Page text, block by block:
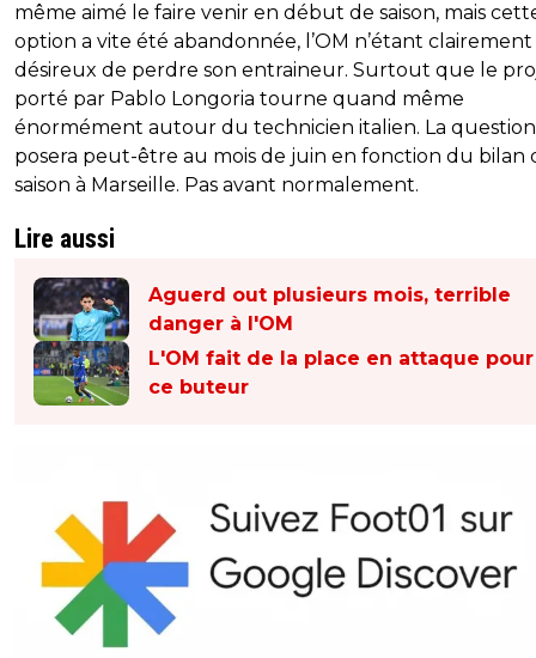
même aimé le faire venir en début de saison, mais
option a vite été abandonnée, l’OM n’étant clairement
désireux de perdre son entraineur. Surtout que le
porté par Pablo Longoria tourne quand même
énormément autour du technicien italien. La question
posera peut-être au mois de juin en fonction du bilan
saison à Marseille. Pas avant normalement.
Lire aussi
Aguerd out plusieurs mois, terrible
danger à l'OM
L'OM fait de la place en attaque pour
ce buteur